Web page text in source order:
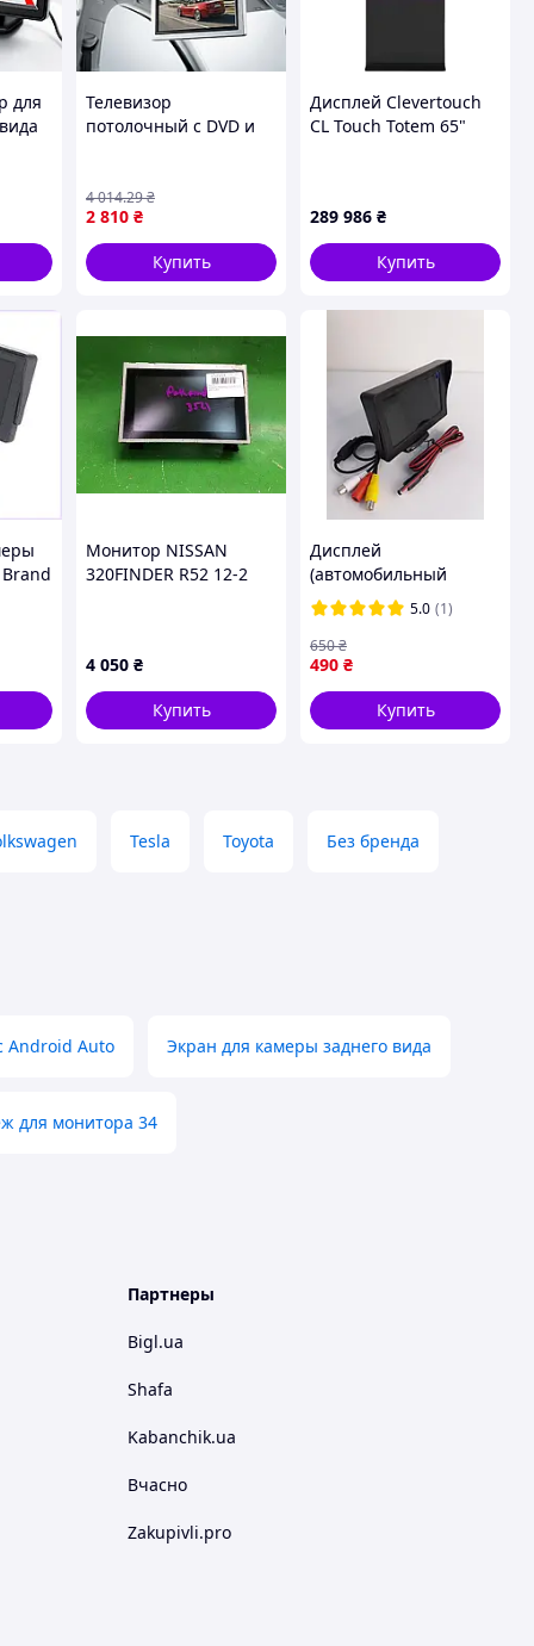
для
Телевизор
потолочный с DVD и
Серый /
Автомобильный
телевизор /
Автомонитор на
2 810 ₴
4 014.29₴
Купить
Дисплей Clevertouch
CL Touch Totem 65"
289 986 ₴
Купить
Монитор NISSAN
320FINDER R52 12-2
4 050 ₴
Купить
Дисплей
(автомобильный
монитор) LCD 4.3 для
двух камер
5.0 (1)
490 ₴
650₴
Купить
Tesla Toyota Без бренда
Android Auto Экран для камеры заднего вида
для монитора 34
Партнеры
Bigl.ua
Shafa
Kabanchik.ua
Вчасно
Zakupivli.pro